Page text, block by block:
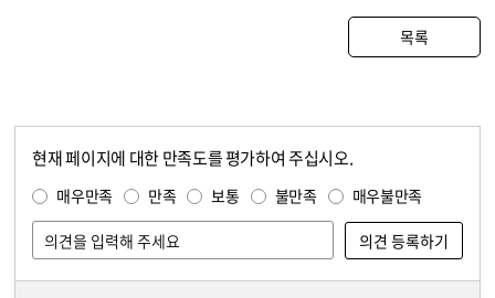
목록
현재 페이지에 대한 만족도를 평가하여 주십시오.
매우만족 만족 보통 불만족 매우불만족